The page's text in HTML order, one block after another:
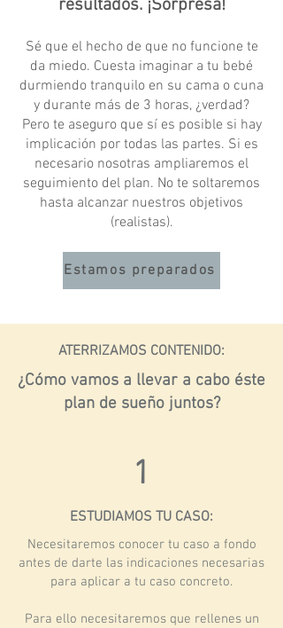
resultados. ¡Sorpresa!
Sé que el hecho de que no funcione te
da miedo. Cuesta imaginar a tu bebé
durmiendo tranquilo en su cama o cuna
y durante más de 3 horas, ¿verdad?
Pero te aseguro que sí es posible si hay
implicación por todas las partes. Si es
necesario nosotras ampliaremos el
seguimiento del plan. No te soltaremos
hasta alcanzar nuestros objetivos
(realistas).
Estamos preparados
ATERRIZAMOS CONTENIDO:
¿Cómo vamos a llevar a cabo éste
plan de sueño juntos?
1
ESTUDIAMOS TU CASO:
Necesitaremos conocer tu caso a fondo
antes de darte las indicaciones necesarias
para aplicar a tu caso concreto.
Para ello necesitaremos que rellenes un